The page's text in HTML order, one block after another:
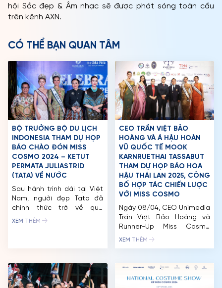
hội Sắc đẹp & Âm nhạc sẽ được phát sóng toàn cầu
trên kênh AXN.
CÓ THỂ BẠN QUAN TÂM
BỘ TRƯỞNG BỘ DU LỊCH
INDONESIA THAM DỰ HỌP
BÁO CHÀO ĐÓN MISS
COSMO 2024 – KETUT
PERMATA JULIASTRID
(TATA) VỀ NƯỚC
Sau hành trình dài tại Việt
Nam, người đẹp Tata đã
chính thức trở về quê
hương Indonesia với cương
chào đón nồng nhiệt từ
người hâm mộ và các cơ
quan truyền […]
XEM THÊM
CEO TRẦN VIỆT BẢO
HOÀNG VÀ Á HẬU HOÀN
VŨ QUỐC TẾ MOOK
KARNRUETHAI TASSABUT
THAM DỰ HỌP BÁO HOA
HẬU THÁI LAN 2025, CÔNG
BỐ HỢP TÁC CHIẾN LƯỢC
VỚI MISS COSMO
Ngày 08/04, CEO Unimedia
Trần Việt Bảo Hoàng và
Runner-Up Miss Cosmo
2024 Mook Karnruethai
(Miss Thailand 2025) tại tỉnh
đánh dấu bước ngoặt
XEM THÊM